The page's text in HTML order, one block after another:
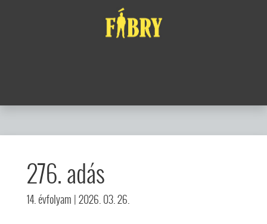
276. adás
14. évfolyam | 2026. 03. 26.